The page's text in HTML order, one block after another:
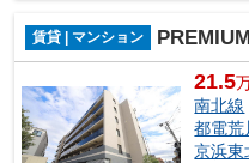
賃貸 | マンション
21.5
南北線
都電荒
京浜東